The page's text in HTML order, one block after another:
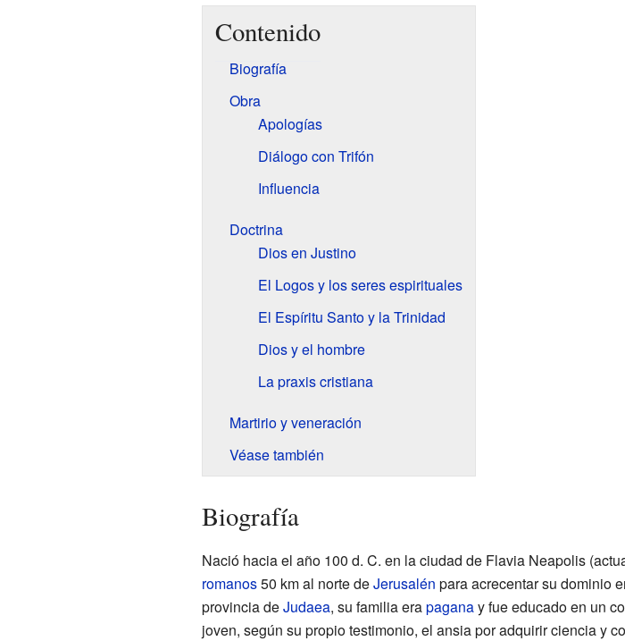
Contenido
Biografía
Obra
Apologías
Diálogo con Trifón
Influencia
Doctrina
Dios en Justino
El Logos y los seres espirituales
El Espíritu Santo y la Trinidad
Dios y el hombre
La praxis cristiana
Martirio y veneración
Véase también
Biografía
Nació hacia el año 100 d. C. en la ciudad de Flavia Neapolis
romanos50 km al norte deJerusalén para acrecentar su dominio
provincia deJudaea, su familia erapaganay fue educado en un
joven, según su propio testimonio, el ansia por adquirir ciencia y